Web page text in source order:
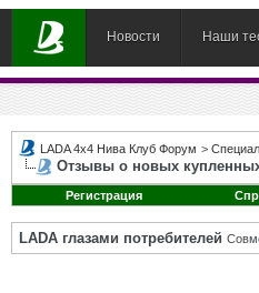
Новости Наши
LADA 4x4 Нива Клуб Форум >
Отзывы о новых
Регистрация
LADA глазами потребителей